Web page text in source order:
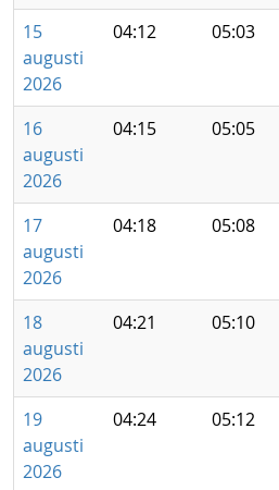
15
augusti
2026
04:12 05:03
16
augusti
2026
04:15 05:05
17
augusti
2026
04:18 05:08
18
augusti
2026
04:21 05:10
19
augusti
2026
04:24 05:12